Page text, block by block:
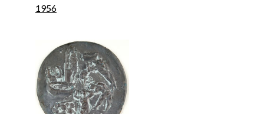
1956